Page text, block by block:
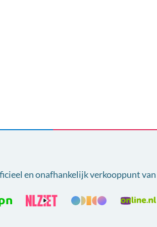
en onafhankelijk verkooppunt van